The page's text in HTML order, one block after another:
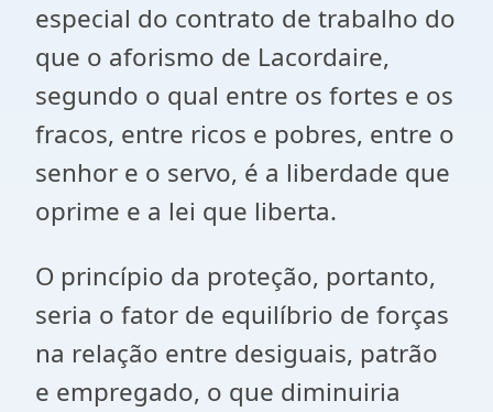
especial do contrato de trabalho do
que o aforismo de Lacordaire,
segundo o qual entre os fortes e os
fracos, entre ricos e pobres, entre o
senhor e o servo, é a liberdade que
oprime e a lei que liberta.
O princípio da proteção, portanto,
seria o fator de equilíbrio de forças
na relação entre desiguais, patrão
e empregado, o que diminuiria